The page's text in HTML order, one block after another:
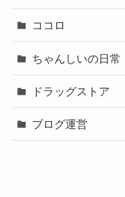
ココロ
ちゃんしいの日常
ドラッグストア
ブログ運営